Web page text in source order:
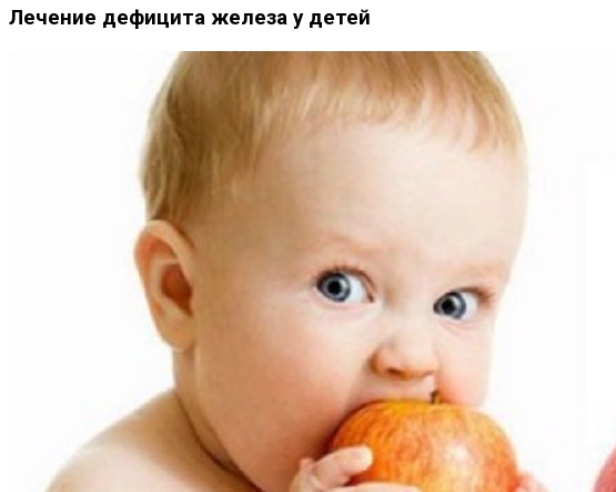
Лечение дефицита железа у детей